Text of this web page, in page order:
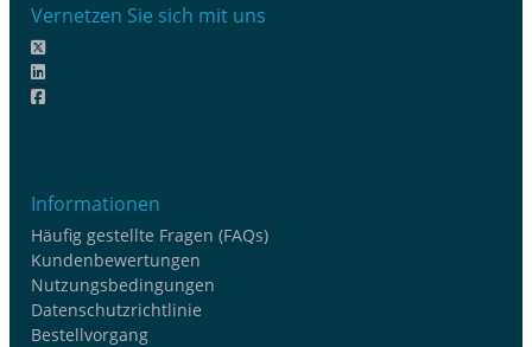
Vernetzen Sie sich mit uns
Informationen
Häufig gestellte Fragen (FAQs)
Kundenbewertungen
Nutzungsbedingungen
Datenschutzrichtlinie
Bestellvorgang